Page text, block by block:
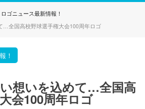
ロゴニュース最新情報！
…全国高校野球選手権大会100周年ロゴ
！
想いを込めて…全国高
会100周年ロゴ